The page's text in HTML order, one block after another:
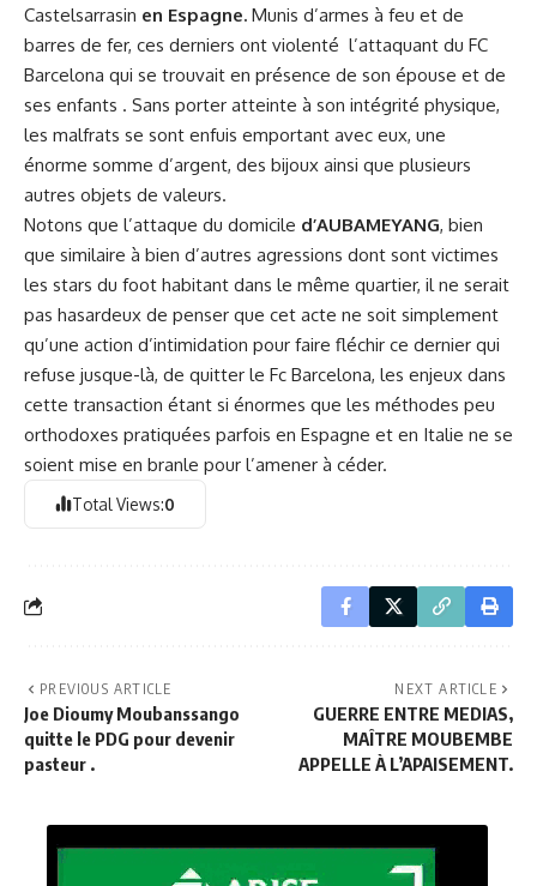
Castelsarrasin en Espagne. Munis d’armes à feu et de
barres de fer, ces derniers ont violenté l’attaquant du FC
Barcelona qui se trouvait en présence de son épouse et de
ses enfants . Sans porter atteinte à son intégrité physique,
les malfrats se sont enfuis emportant avec eux, une
énorme somme d’argent, des bijoux ainsi que plusieurs
autres objets de valeurs.
Notons que l’attaque du domicile d’AUBAMEYANG, bien
que similaire à bien d’autres agressions dont sont victimes
les stars du foot habitant dans le même quartier, il ne serait
pas hasardeux de penser que cet acte ne soit simplement
qu’une action d’intimidation pour faire fléchir ce dernier qui
refuse jusque-là, de quitter le Fc Barcelona, les enjeux dans
cette transaction étant si énormes que les méthodes peu
orthodoxes pratiquées parfois en Espagne et en Italie ne se
soient mise en branle pour l’amener à céder.
Total Views:0
PREVIOUS ARTICLE
Joe Dioumy Moubanssango
quitte le PDG pour devenir
pasteur .
NEXT ARTICLE
GUERRE ENTRE MEDIAS,
MAÎTRE MOUBEMBE
APPELLE À L’APAISEMENT.